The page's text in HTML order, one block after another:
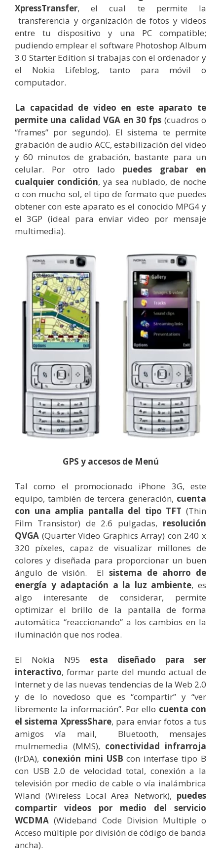
XpressTransfer, el cual te permite la
transferencia y organización de fotos y videos
entre tu dispositivo y una PC compatible;
pudiendo emplear el software Photoshop Album
3.0 Starter Edition si trabajas con el ordenador y
el Nokia Lifeblog, tanto para móvil o
computador.
La capacidad de video en este aparato te
permite una calidad VGA en 30 fps (cuadros o
“frames” por segundo). El sistema te permite
grabación de audio ACC, estabilización del video
y 60 minutos de grabación, bastante para un
celular. Por otro lado puedes grabar en
cualquier condición, ya sea nublado, de noche
o con mucho sol, el tipo de formato que puedes
obtener con este aparato es el conocido MPG4 y
el 3GP (ideal para enviar video por mensaje
multimedia).
GPS y accesos de Menú
Tal como el promocionado iPhone 3G, este
equipo, también de tercera generación, cuenta
con una amplia pantalla del tipo TFT (Thin
Film Transistor) de 2.6 pulgadas, resolución
QVGA (Quarter Video Graphics Array) con 240 x
320 píxeles, capaz de visualizar millones de
colores y diseñada para proporcionar un buen
ángulo de visión. El sistema de ahorro de
energía y adaptación a la luz ambiente, es
algo interesante de considerar, permite
optimizar el brillo de la pantalla de forma
automática “reaccionando” a los cambios en la
iluminación que nos rodea.
El Nokia N95 esta diseñado para ser
interactivo, formar parte del mundo actual de
Internet y de las nuevas tendencias de la Web 2.0
y de lo novedoso que es “compartir” y “ver
libremente la información”. Por ello cuenta con
el sistema XpressShare, para enviar fotos a tus
amigos vía mail, Bluetooth, mensajes
mulmemedia (MMS), conectividad infrarroja
(IrDA), conexión mini USB con interfase tipo B
con USB 2.0 de velocidad total, conexión a la
televisión por medio de cable o vía inalámbrica
Wland (Wireless Local Area Network), puedes
compartir videos por medio del servicio
WCDMA (Wideband Code Division Multiple o
Acceso múltiple por división de código de banda
ancha).